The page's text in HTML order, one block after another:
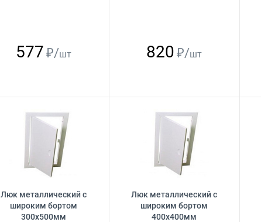
577 ₽/шт 820 ₽/шт
Люк металлический с
широким бортом
300х500мм
Люк металлический с
широким бортом
400х400мм